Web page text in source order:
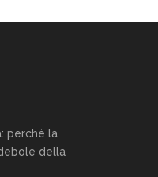
perchè la
della